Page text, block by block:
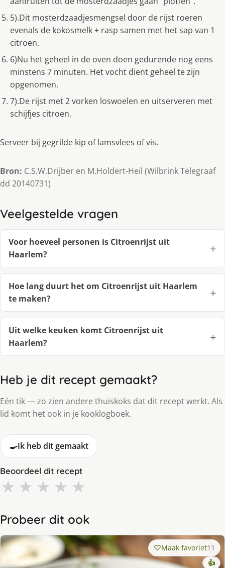
5).Dit mosterdzaadjesmengsel door de rijst roeren
evenals de kokosmelk + rasp samen met het sap van 1
citroen.
6)Nu het geheel in de oven doen gedurende nog eens
minstens 7 minuten. Het vocht dient geheel te zijn
opgenomen.
7).De rijst met 2 vorken loswoelen en uitserveren met
schijfjes citroen.
Serveer bij gegrilde kip of lamsvlees of vis.
Bron: C.S.W.Drijber en M.Holdert-Heil (Wilbrink Telegraaf
dd 20140731)
Veelgestelde vragen
Voor hoeveel personen is Citroenrijst uit
Haarlem?
Hoe lang duurt het om Citroenrijst uit Haarlem
te maken?
Uit welke keuken komt Citroenrijst uit
Haarlem?
Heb je dit recept gemaakt?
Eén tik — zo zien andere thuiskoks dat dit recept werkt. Als
lid komt het ook in je kooklogboek.
🍳Ik heb dit gemaakt
Beoordeel dit recept
★ ★ ★ ★ ★
Probeer dit ook
Maak favoriet11
👍